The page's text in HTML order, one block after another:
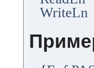
WriteLn